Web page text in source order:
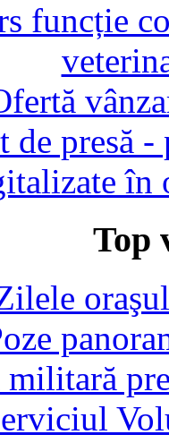
funcție
de presă
în
Top
militară